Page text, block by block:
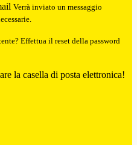
Verrà inviato un messaggio
Effettua il reset della password
la casella di posta elettronica!